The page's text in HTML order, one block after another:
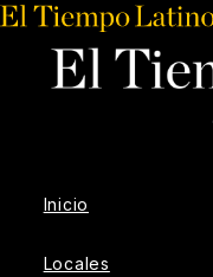
Inicio
Locales